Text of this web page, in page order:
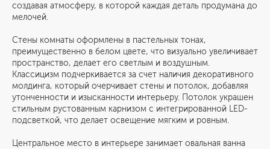
создавая атмосферу, в которой каждая деталь продумана до
мелочей.
Стены комнаты оформлены в пастельных тонах,
преимущественно в белом цвете, что визуально увеличивает
пространство, делает его светлым и воздушным.
Классицизм подчеркивается за счет наличия декоративного
молдинга, который очерчивает стены и потолок, добавляя
утонченности и изысканности интерьеру. Потолок украшен
стильным рустованным карнизом с интегрированной LED-
подсветкой, что делает освещение мягким и ровным.
Центральное место в интерьере занимает овальная ванна